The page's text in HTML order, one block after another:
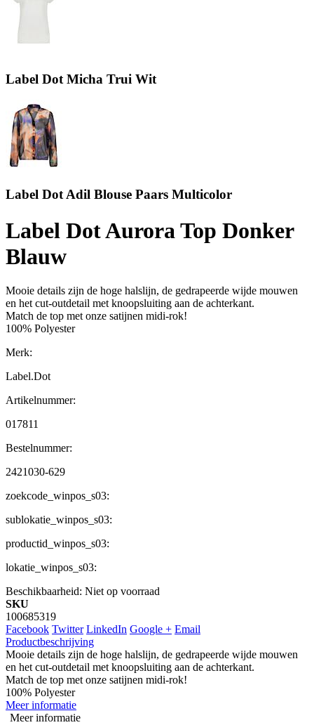
Label Dot Micha Trui Wit
Label Dot Adil Blouse Paars Multicolor
Label Dot Aurora Top Donker
Blauw
Mooie details zijn de hoge halslijn, de gedrapeerde wijde mouwen
en het cut-outdetail met knoopsluiting aan de achterkant.
Match de top met onze satijnen midi-rok!
100% Polyester
Merk:
Label.Dot
Artikelnummer:
017811
Bestelnummer:
2421030-629
zoekcode_winpos_s03:
sublokatie_winpos_s03:
productid_winpos_s03:
lokatie_winpos_s03:
Beschikbaarheid: Niet op voorraad
SKU
100685319
Facebook Twitter LinkedIn Google + Email
Productbeschrijving
Mooie details zijn de hoge halslijn, de gedrapeerde wijde mouwen
en het cut-outdetail met knoopsluiting aan de achterkant.
Match de top met onze satijnen midi-rok!
100% Polyester
Meer informatie
Meer informatie